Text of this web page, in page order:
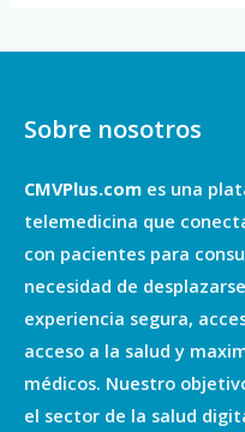
Sobre nosotros
CMVPlus.com es una
telemedicina que
con pacientes para
necesidad de
experiencia segura,
acceso a la salud y
médicos. Nuestro
el sector de la salud